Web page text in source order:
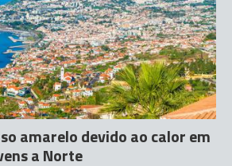
amarelo devido ao calor em
a Norte